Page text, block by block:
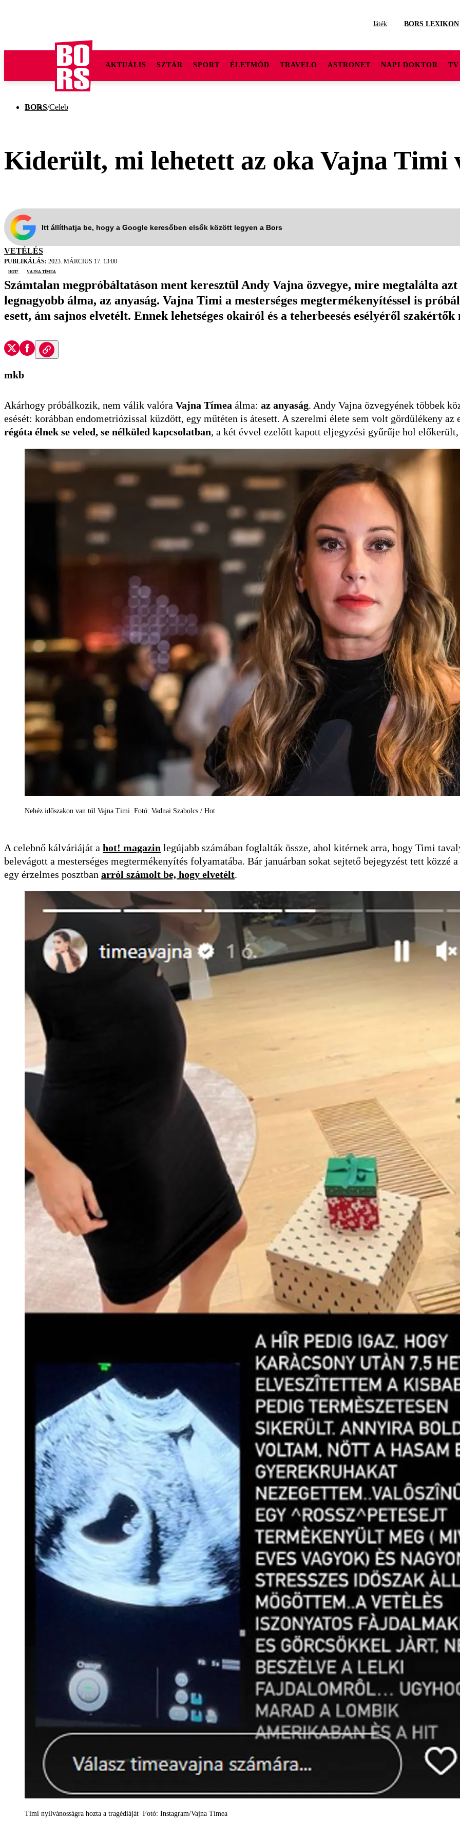
Játék BORS LEXIKON
AKTUÁLIS SZTÁR SPORT ÉLETMÓD TRAVELO ASTRONET NAPI DOKTOR TV
BORS/Celeb
Kiderült, mi lehetett az oka Vajna Timi
Itt állíthatja be, hogy a Google keresőben elsők között legyen a Bors
VETÉLÉS
PUBLIKÁLÁS: 2023. MÁRCIUS 17. 13:00
hot!
Vajna Tímea
Számtalan megpróbáltatáson ment keresztül Andy Vajna özvegye, mire megtalálta
legnagyobb álma, az anyaság. Vajna Timi a mesterséges megtermékenyítéssel is
esett, ám sajnos elvetélt. Ennek lehetséges okairól és a teherbeesés esélyéről
mkb
Akárhogy próbálkozik, nem válik valóra Vajna Tímea álma: az anyaság. Andy Vajna özvegyének többek
esését: korábban endometriózissal küzdött, egy műtéten is átesett. A szerelmi élete sem volt gördülékeny
régóta élnek se veled, se nélküled kapcsolatban, a két évvel ezelőtt kapott eljegyzési gyűrűje hol
Nehéz időszakon van túl Vajna Timi Fotó: Vadnai Szabolcs / Hot
A celebnő kálváriáját a hot! magazin legújabb számában foglalták össze, ahol kitérnek arra, hogy Timi
belevágott a mesterséges megtermékenyítés folyamatába. Bár januárban sokat sejtető bejegyzést tett közzé
egy érzelmes posztban arról számolt be, hogy elvetélt.
Timi nyilvánosságra hozta a tragédiáját Fotó: Instagram/Vajna Tímea